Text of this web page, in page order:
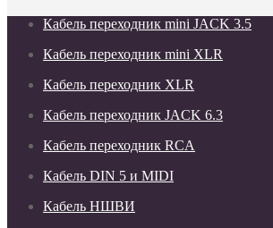
Кабель переходник mini JACK 3.5
Кабель переходник mini XLR
Кабель переходник XLR
Кабель переходник JACK 6.3
Кабель переходник RCA
Кабель DIN 5 и MIDI
Кабель НШВИ